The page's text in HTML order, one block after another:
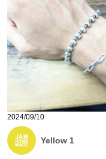
2024/09/10
Yellow 1